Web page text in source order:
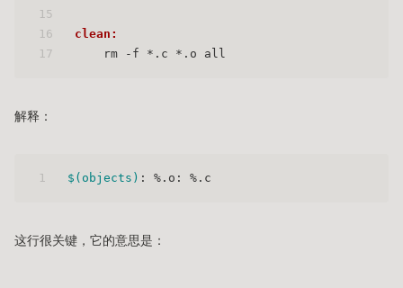
15
16
17
clean:
    rm -f *.c *.o all
解释：
1 $(objects) : %.o: %.c
这行很关键，它的意思是：